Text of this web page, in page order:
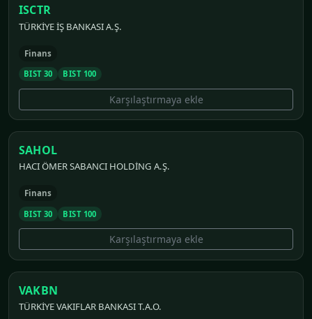
ISCTR
TÜRKİYE İŞ BANKASI A.Ş.
Finans
BIST 30
BIST 100
Karşılaştırmaya ekle
SAHOL
HACI ÖMER SABANCI HOLDİNG A.Ş.
Finans
BIST 30
BIST 100
Karşılaştırmaya ekle
VAKBN
TÜRKİYE VAKIFLAR BANKASI T.A.O.